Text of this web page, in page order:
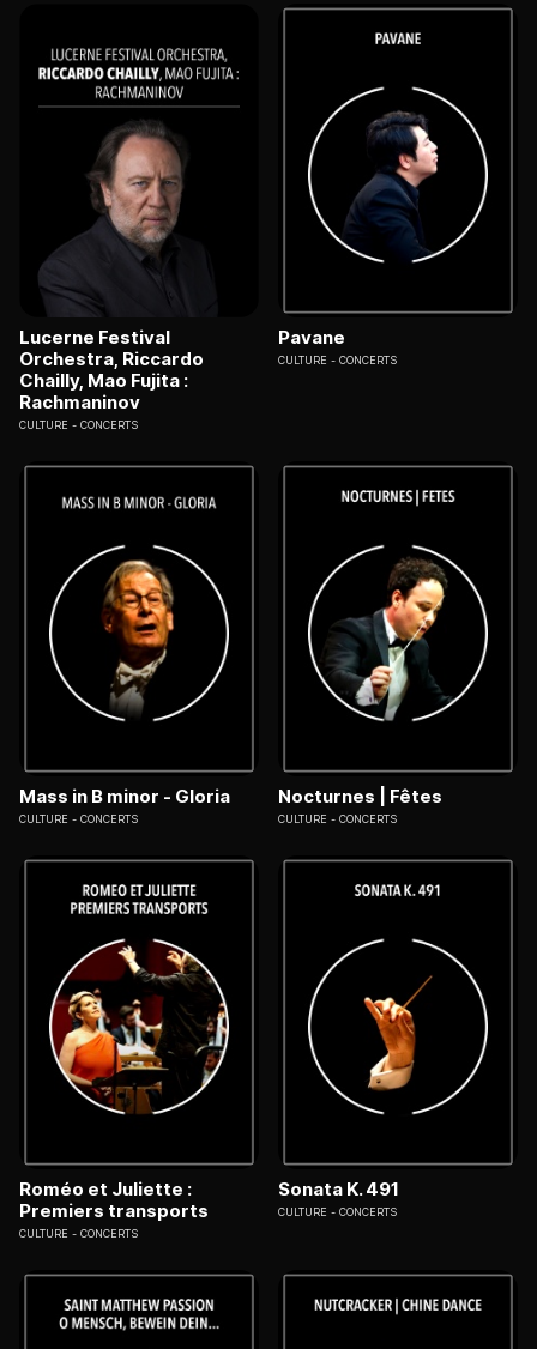
Lucerne Festival
Orchestra, Riccardo
Chailly, Mao Fujita :
Rachmaninov
CULTURE CONCERTS
Pavane
CULTURE CONCERTS
Mass in B minor - Gloria
CULTURE CONCERTS
Nocturnes | Fêtes
CULTURE CONCERTS
Roméo et Juliette :
Premiers transports
CULTURE CONCERTS
Sonata K. 491
CULTURE CONCERTS